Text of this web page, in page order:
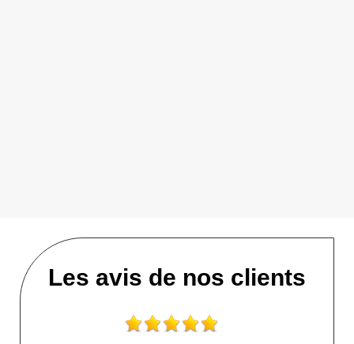
Les avis de nos clients